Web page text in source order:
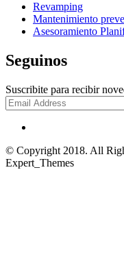
Revamping
Mantenimiento
Asesoramiento
Seguinos
Suscribite para recibir
© Copyright 2018. All
Expert_Themes